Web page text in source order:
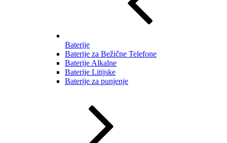
Baterije
Baterije za Bežične Telefone
Baterije Alkalne
Baterije Litijske
Baterije za punjenje